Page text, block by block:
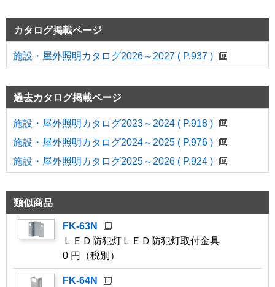
カタログ掲載ページ
施設・屋外照明カタログ2026～2027 ( P.937 )
過去カタログ掲載ページ
施設・屋外照明カタログ2023～2024 ( P.918 )
施設・屋外照明カタログ2024～2025 ( P.976 )
施設・屋外照明カタログ2025～2026 ( P.924 )
類似商品
FK-63N
ＬＥＤ防犯灯ＬＥＤ防犯灯取付金具
0 円（税別）
FK-64N